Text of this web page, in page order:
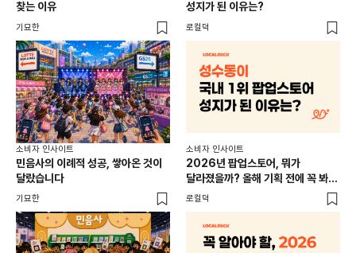
찾는 이유
기묘한
성지가 된 이유는?
로컬덕
소비자 인사이트
민음사의 이례적 성공, 쌓아온 것이
달랐습니다
기묘한
소비자 인사이트
2026년 팝업스토어, 뭐가
달라졌을까? 올해 기획 전에 꼭 봐야
할 트렌드 4가지
로컬덕